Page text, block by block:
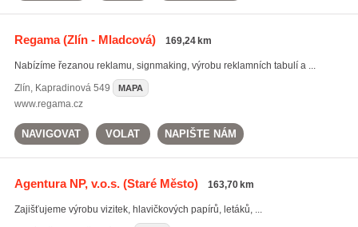
Regama(Zlín - Mladcová) 169,24 km
Nabízíme řezanou reklamu, signmaking, výrobu reklamních tabulí a ...
Zlín, Kapradinová 549 MAPA
www.regama.cz
NAVIGOVAT VOLAT NAPIŠTE NÁM
Agentura NP, v.o.s.(Staré Město) 163,70 km
Zajišťujeme výrobu vizitek, hlavičkových papírů, letáků, ...